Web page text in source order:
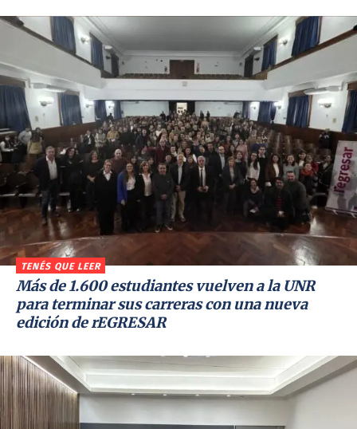
TENÉS QUE LEER
Más de 1.600 estudiantes vuelven a la UNR
para terminar sus carreras con una nueva
edición de rEGRESAR